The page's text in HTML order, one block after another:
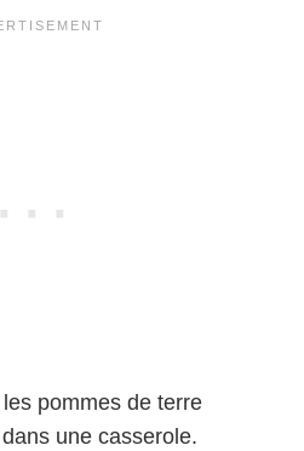
pommes de terre
une casserole.